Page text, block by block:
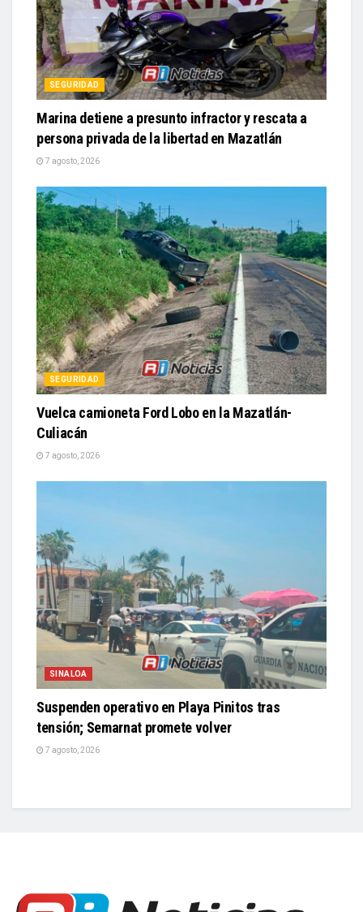
SEGURIDAD
Marina detiene a presunto infractor y rescata a
persona privada de la libertad en Mazatlán
7 agosto, 2026
SEGURIDAD
Vuelca camioneta Ford Lobo en la Mazatlán-
Culiacán
7 agosto, 2026
SINALOA
Suspenden operativo en Playa Pinitos tras
tensión; Semarnat promete volver
7 agosto, 2026